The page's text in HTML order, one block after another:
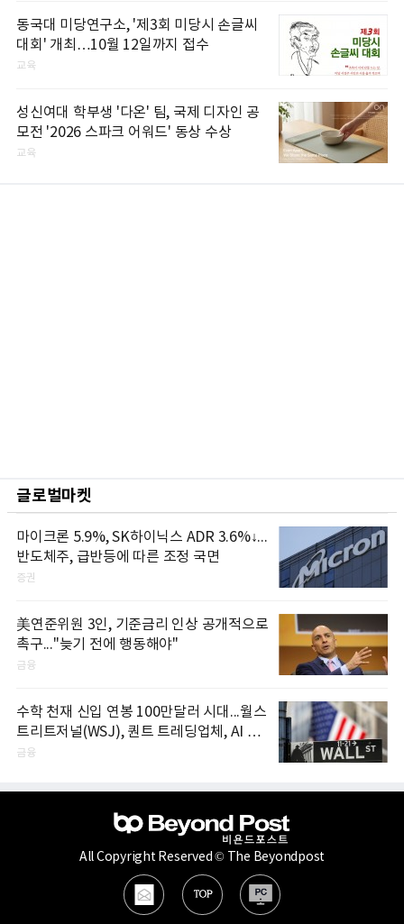
동국대 미당연구소, '제3회 미당시 손글씨
대회' 개최…10월 12일까지 접수
교육
성신여대 학부생 '다온' 팀, 국제 디자인 공
모전 '2026 스파크 어워드' 동상 수상
교육
글로벌마켓
마이크론 5.9%, SK하이닉스 ADR 3.6%↓...
반도체주, 급반등에 따른 조정 국면
증권
美연준위원 3인, 기준금리 인상 공개적으로
촉구..."늦기 전에 행동해야"
금융
수학 천재 신입 연봉 100만달러 시대...월스
트리트저널(WSJ), 퀀트 트레딩업체, AI 기
업들 인재 확보 경쟁
금융
All Copyright Reserved © The Beyondpost